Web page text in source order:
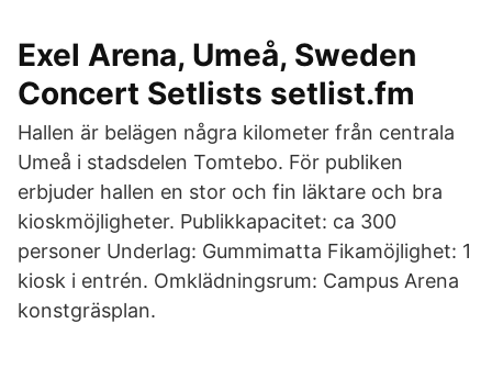
Exel Arena, Umeå, Sweden
Concert Setlists setlist.fm
Hallen är belägen några kilometer från centrala
Umeå i stadsdelen Tomtebo. För publiken
erbjuder hallen en stor och fin läktare och bra
kioskmöjligheter. Publikkapacitet: ca 300
personer Underlag: Gummimatta Fikamöjlighet: 1
kiosk i entrén. Omklädningsrum: Campus Arena
konstgräsplan.